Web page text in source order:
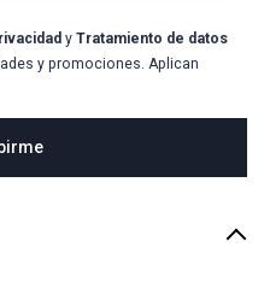
y Tratamiento de datos
y promociones. Aplican